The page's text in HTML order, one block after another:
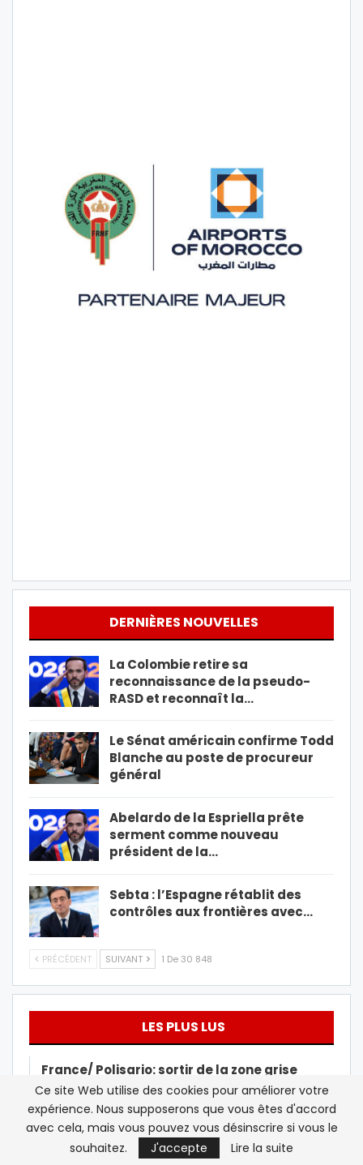
DERNIÈRES NOUVELLES
La Colombie retire sa
reconnaissance de la pseudo-
RASD et reconnaît la…
Le Sénat américain confirme Todd
Blanche au poste de procureur
général
Abelardo de la Espriella prête
serment comme nouveau
président de la…
Sebta : l’Espagne rétablit des
contrôles aux frontières avec…
PRÉCÉDENT SUIVANT 1 De 30 848
LES PLUS LUS
France/ Polisario: sortir de la zone grise
Beur FM/Israël: Rose Ameziane dénonce les
« agissements antisémites »…
Ce site Web utilise des cookies pour améliorer votre
expérience. Nous supposerons que vous êtes d'accord
avec cela, mais vous pouvez vous désinscrire si vous le
souhaitez.
J'accepte Lire la suite